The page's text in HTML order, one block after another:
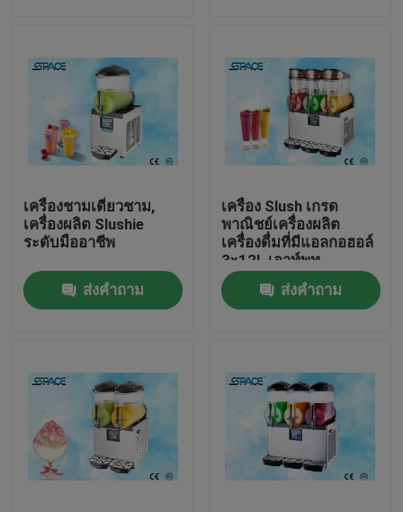
เกี่ยวกับเรา
ทัวร์โรงงาน
ควบคุมคุณภาพ
ติดต่อเรา
ขอใบเสนอราคา
เครื่องทำไอศกรีม Soft Serve
เครื่องชามเดี่ยวชาม,
เครื่องผลิต Slushie
ระดับมืออาชีพ
ส่งคำถาม
เครื่อง Slush เกรด
พาณิชย์เครื่องผลิต
เครื่องดื่มที่มีแอลกอฮอล์
3x12L เอาท์พุท
ส่งคำถาม